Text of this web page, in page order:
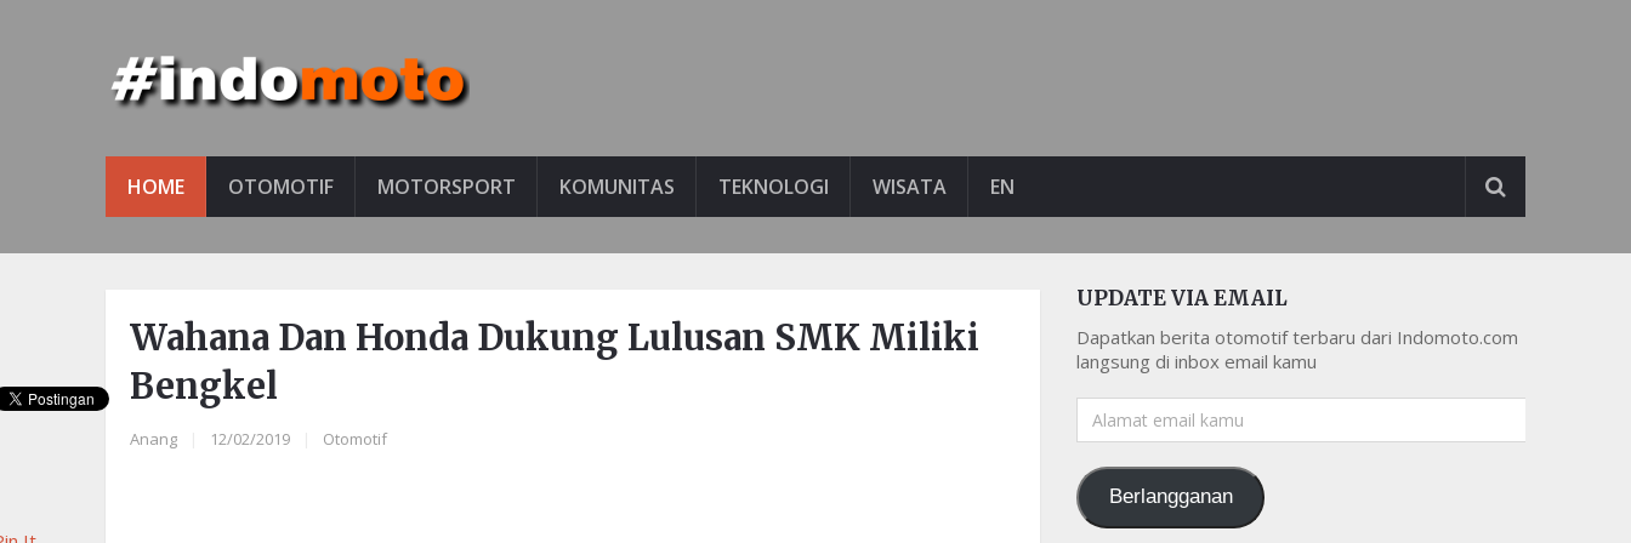
HOME OTOMOTIF MOTORSPORT KOMUNITAS TEKNOLOGI WISATA EN
Wahana Dan Honda Dukung Lulusan SMK Miliki
Bengkel
Anang 12/02/2019 Otomotif
UPDATE VIA EMAIL
Dapatkan berita otomotif terbaru dari Indomoto.com
langsung di inbox email kamu
Alamat
email
Berlangganan